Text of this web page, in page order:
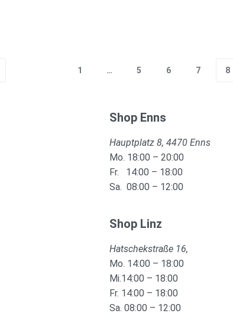
1 … 5 6 7 8
Shop Enns
Hauptplatz 8, 4470 Enns
Mo. 18:00 – 20:00
Fr. 14:00 – 18:00
Sa. 08:00 – 12:00
Shop Linz
Hatschekstraße 16,
Mo. 14:00 – 18:00
Mi.14:00 – 18:00
Fr. 14:00 – 18:00
Sa. 08:00 – 12:00